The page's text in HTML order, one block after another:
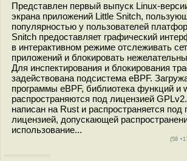
Представлен первый выпуск Linux-
экрана приложений Little Snitch,
популярностью у пользователей
Snitch предоставляет графический
в интерактивном режиме отслеживать
приложений и блокировать
Для инспектирования и блокирования
задействована подсистема eBPF.
программы eBPF, библиотека функций и
распространяются под лицензией
написан на Rust и распространяется под
лицензией, допускающей
использование...
(58